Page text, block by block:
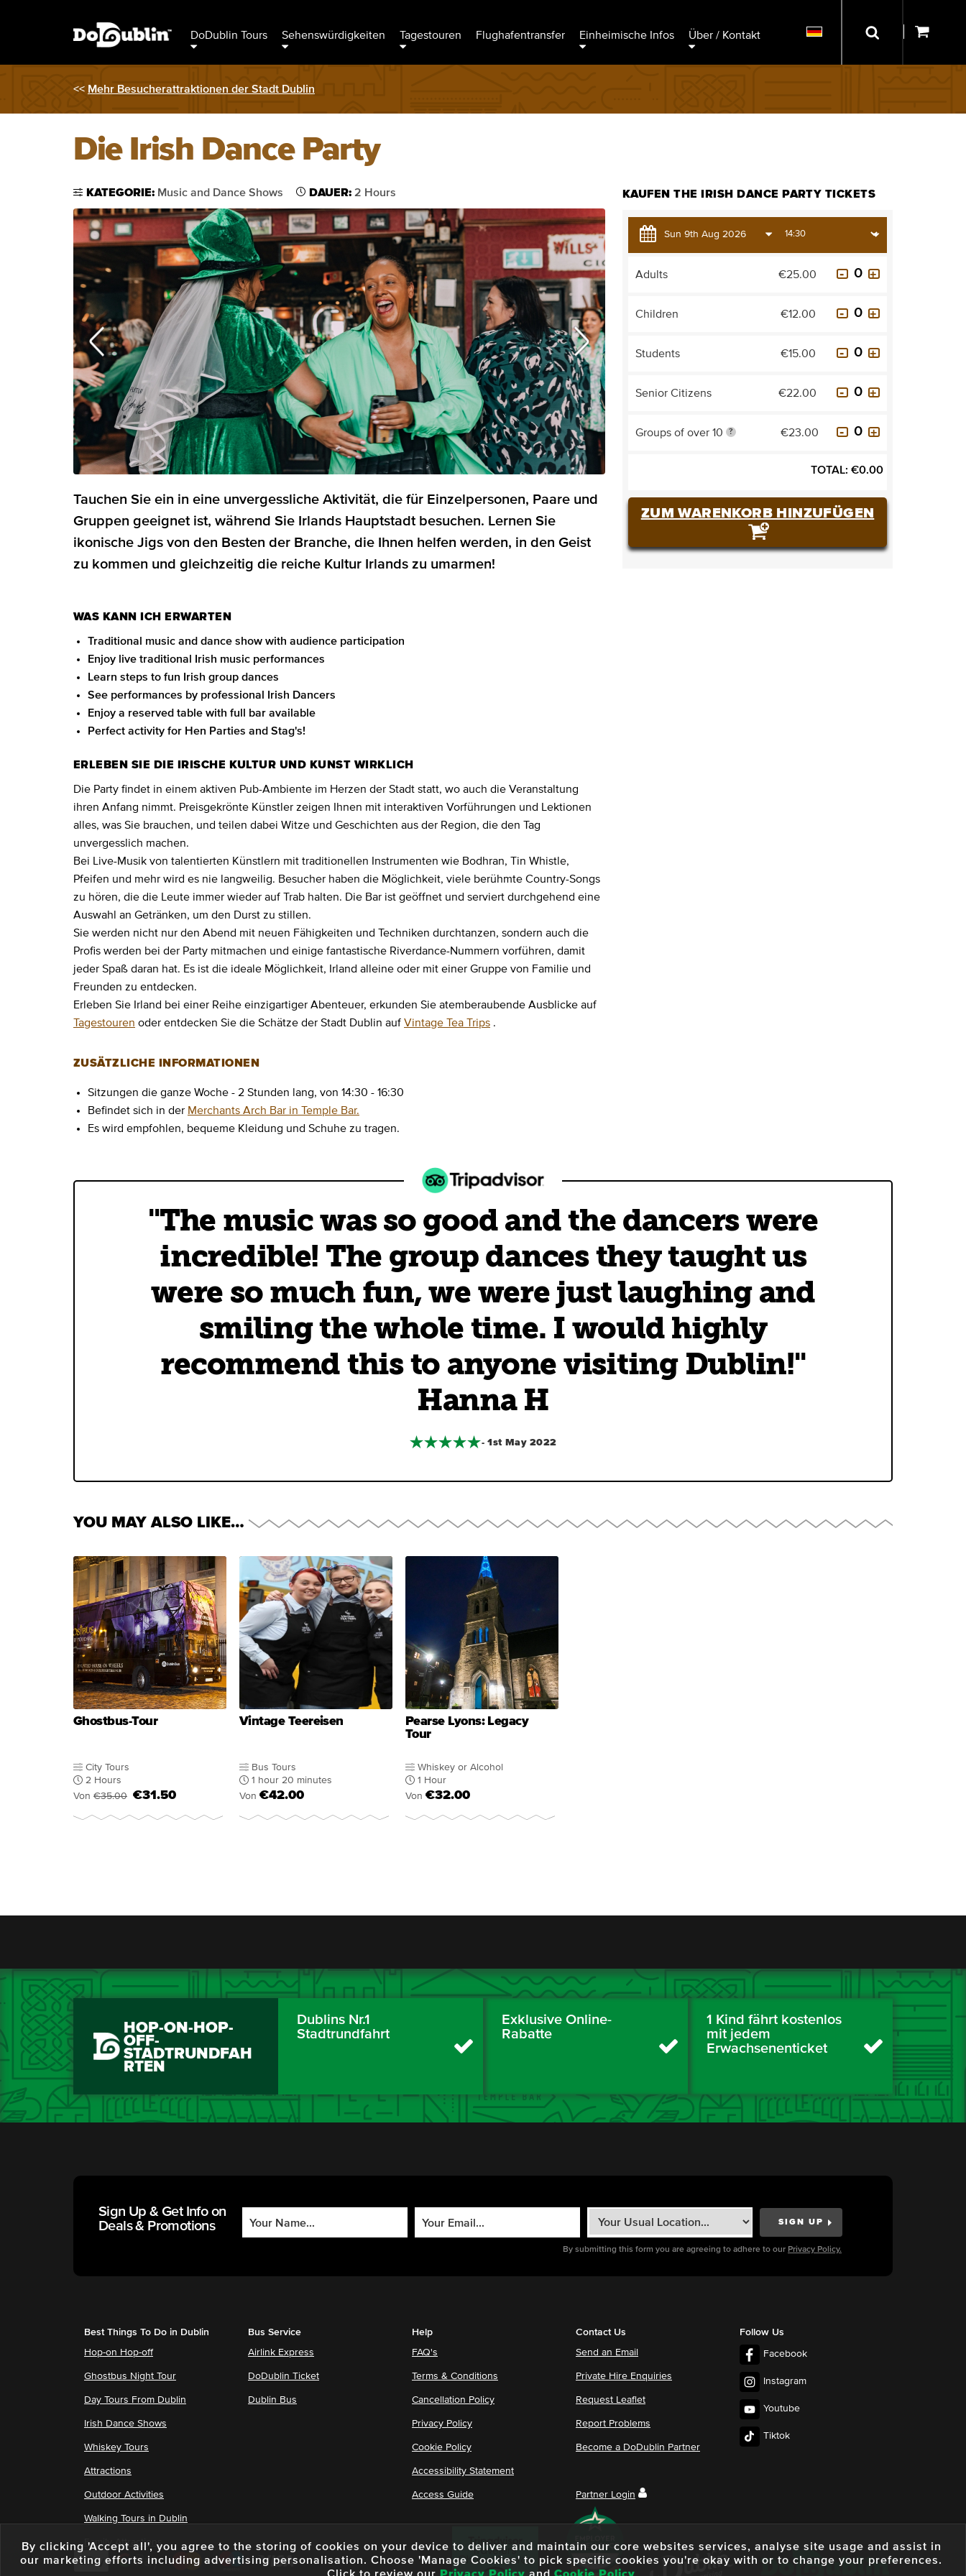
DoDublin Tours Sehenswürdigkeiten Tagestouren Flughafentransfer Einheimische Infos Über / Kontakt
<< Mehr Besucherattraktionen der Stadt Dublin
Die Irish Dance Party
KATEGORIE: Music and Dance Shows DAUER: 2 Hours
Tauchen Sie ein in eine unvergessliche Aktivität, die für Einzelpersonen, Paare und
Gruppen geeignet ist, während Sie Irlands Hauptstadt besuchen. Lernen Sie
ikonische Jigs von den Besten der Branche, die Ihnen helfen werden, in den Geist
zu kommen und gleichzeitig die reiche Kultur Irlands zu umarmen!
WAS KANN ICH ERWARTEN
Traditional music and dance show with audience participation
Enjoy live traditional Irish music performances
Learn steps to fun Irish group dances
See performances by professional Irish Dancers
Enjoy a reserved table with full bar available
Perfect activity for Hen Parties and Stag's!
ERLEBEN SIE DIE IRISCHE KULTUR UND KUNST WIRKLICH
Die Party findet in einem aktiven Pub-Ambiente im Herzen der Stadt statt, wo auch die Veranstaltung
ihren Anfang nimmt. Preisgekrönte Künstler zeigen Ihnen mit interaktiven Vorführungen und Lektionen
alles, was Sie brauchen, und teilen dabei Witze und Geschichten aus der Region, die den Tag
unvergesslich machen.
Bei Live-Musik von talentierten Künstlern mit traditionellen Instrumenten wie Bodhran, Tin Whistle,
Pfeifen und mehr wird es nie langweilig. Besucher haben die Möglichkeit, viele berühmte Country-Songs
zu hören, die die Leute immer wieder auf Trab halten. Die Bar ist geöffnet und serviert durchgehend eine
Auswahl an Getränken, um den Durst zu stillen.
Sie werden nicht nur den Abend mit neuen Fähigkeiten und Techniken durchtanzen, sondern auch die
Profis werden bei der Party mitmachen und einige fantastische Riverdance-Nummern vorführen, damit
jeder Spaß daran hat. Es ist die ideale Möglichkeit, Irland alleine oder mit einer Gruppe von Familie und
Freunden zu entdecken.
Erleben Sie Irland bei einer Reihe einzigartiger Abenteuer, erkunden Sie atemberaubende Ausblicke auf
Tagestouren oder entdecken Sie die Schätze der Stadt Dublin auf Vintage Tea Trips .
ZUSÄTZLICHE INFORMATIONEN
Sitzungen die ganze Woche - 2 Stunden lang, von 14:30 - 16:30
Befindet sich in der Merchants Arch Bar in Temple Bar.
Es wird empfohlen, bequeme Kleidung und Schuhe zu tragen.
KAUFEN THE IRISH DANCE PARTY TICKETS
Adults €25.00
Children €12.00
Students €15.00
Senior Citizens €22.00
Groups of over 10 ? €23.00
TOTAL: €0.00
ZUM WARENKORB HINZUFÜGEN
"The music was so good and the dancers were
incredible! The group dances they taught us
were so much fun, we were just laughing and
smiling the whole time. I would highly
recommend this to anyone visiting Dublin!"
Hanna H
- 1st May 2022
YOU MAY ALSO LIKE…
Ghostbus-Tour
City Tours
2 Hours
Von €35.00 €31.50
Vintage Teereisen
Bus Tours
1 hour 20 minutes
Von €42.00
Pearse Lyons: Legacy
Tour
Whiskey or Alcohol
1 Hour
Von €32.00
HOP-ON-HOP-
OFF-
STADTRUNDFAH
RTEN
Dublins Nr.1
Stadtrundfahrt
Exklusive Online-
Rabatte
1 Kind fährt kostenlos
mit jedem
Erwachsenenticket
Sign Up & Get Info on
Deals & Promotions
By submitting this form you are agreeing to adhere to our Privacy Policy.
Best Things To Do in Dublin
Hop-on Hop-off
Ghostbus Night Tour
Day Tours From Dublin
Irish Dance Shows
Whiskey Tours
Attractions
Outdoor Activities
Walking Tours in Dublin
Family Attractions
Bus Service
Airlink Express
DoDublin Ticket
Dublin Bus
Help
FAQ's
Terms & Conditions
Cancellation Policy
Privacy Policy
Cookie Policy
Accessibility Statement
Access Guide
Contact Us
Send an Email
Private Hire Enquiries
Request Leaflet
Report Problems
Become a DoDublin Partner
Partner Login
Follow Us
Facebook
Instagram
Youtube
Tiktok
By clicking 'Accept all', you agree to the storing of cookies on your device to deliver and maintain our core websites services, analyse site usage and assist in
our marketing efforts including advertising personalisation. Choose 'Manage Cookies' to pick specific cookies you're okay with or to change your preferences.